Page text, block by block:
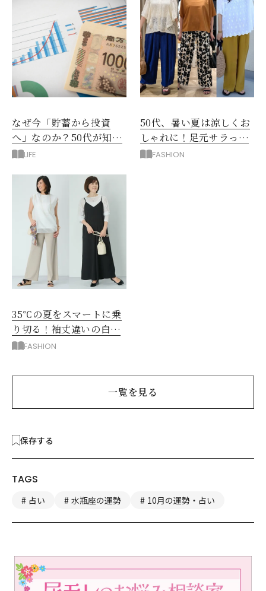
なぜ今「貯蓄から投資
へ」なのか？50代が知る
べきお金の新常識
LIFE
50代、暑い夏は涼しくお
しゃれに！足元サラっと
快適「優秀ワイドパン
FASHION
35℃の夏をスマートに乗
り切る！袖丈違いの白シ
アー2枚で5着回し
FASHION
一覧を見る
保存する
TAGS
占い 水瓶座の運勢 10月の運勢・占い